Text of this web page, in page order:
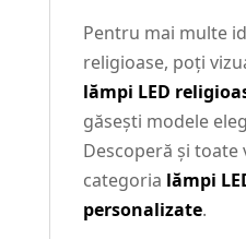
Pentru mai multe
religioase, poți
lămpi LED
găsești modele
Descoperă și toate
categoria lămpi
personalizate.